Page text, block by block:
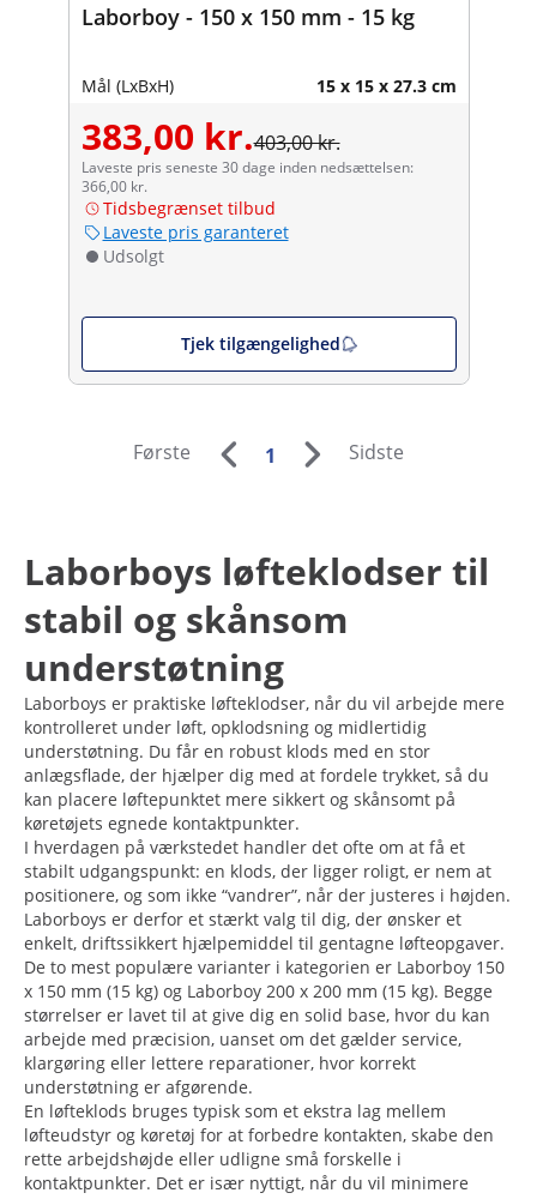
Laborboy - 150 x 150 mm - 15 kg
Mål (LxBxH) 15 x 15 x 27.3 cm
383,00 kr.403,00 kr.
Laveste pris seneste 30 dage inden nedsættelsen:
366,00 kr.
Tidsbegrænset tilbud
Laveste pris garanteret
Udsolgt
Tjek tilgængelighed
Første 1 Sidste
Laborboys løfteklodser til
stabil og skånsom
understøtning
Laborboys er praktiske løfteklodser, når du vil arbejde mere
kontrolleret under løft, opklodsning og midlertidig
understøtning. Du får en robust klods med en stor
anlægsflade, der hjælper dig med at fordele trykket, så du
kan placere løftepunktet mere sikkert og skånsomt på
køretøjets egnede kontaktpunkter.
I hverdagen på værkstedet handler det ofte om at få et
stabilt udgangspunkt: en klods, der ligger roligt, er nem at
positionere, og som ikke “vandrer”, når der justeres i højden.
Laborboys er derfor et stærkt valg til dig, der ønsker et
enkelt, driftssikkert hjælpemiddel til gentagne løfteopgaver.
De to mest populære varianter i kategorien er Laborboy 150
x 150 mm (15 kg) og Laborboy 200 x 200 mm (15 kg). Begge
størrelser er lavet til at give dig en solid base, hvor du kan
arbejde med præcision, uanset om det gælder service,
klargøring eller lettere reparationer, hvor korrekt
understøtning er afgørende.
En løfteklods bruges typisk som et ekstra lag mellem
løfteudstyr og køretøj for at forbedre kontakten, skabe den
rette arbejdshøjde eller udligne små forskelle i
kontaktpunkter. Det er især nyttigt, når du vil minimere